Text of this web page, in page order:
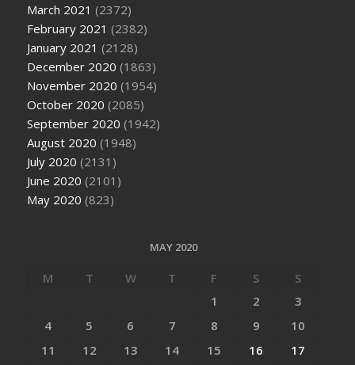
March 2021 (2372)
February 2021 (2382)
January 2021 (2128)
December 2020 (1863)
November 2020 (1954)
October 2020 (2085)
September 2020 (1942)
August 2020 (1948)
July 2020 (2131)
June 2020 (2101)
May 2020 (823)
MAY 2020
M T W T F S
S
1
2
3
4
5 6 7 8 9
10
11
12 13 14 15 16
17